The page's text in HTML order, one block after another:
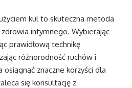
kul to skuteczna metoda
intymnego. Wybierając
prawidłową technikę
różnorodność ruchów i
osiągnąć znaczne korzyści dla
się konsultację z